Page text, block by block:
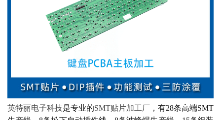
英特丽电子科技是专业的SMT贴片加工厂 ，有28条高端SMT